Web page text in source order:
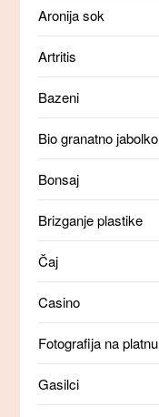
Aronija sok
Artritis
Bazeni
Bio granatno jabolko
Bonsaj
Brizganje plastike
Čaj
Casino
Fotografija na platnu
Gasilci